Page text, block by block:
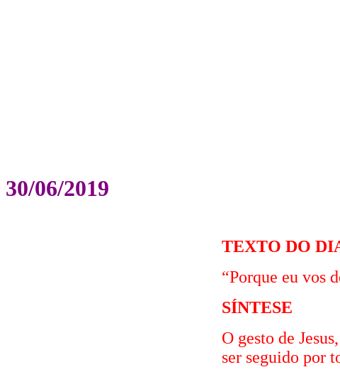
30/06/2019
TEXTO DO
“Porque eu vos
SÍNTESE
O gesto de
ser seguido por